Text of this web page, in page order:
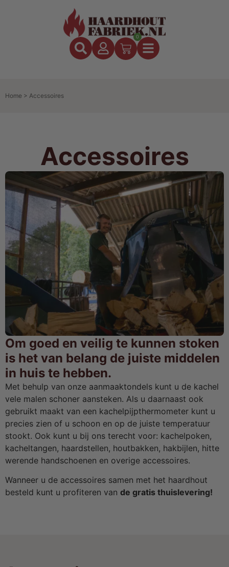
0
Home > Accessoires
Accessoires
Om goed en veilig te kunnen stoken
is het van belang de juiste middelen
in huis te hebben.
Met behulp van onze aanmaaktondels kunt u de kachel
vele malen schoner aansteken. Als u daarnaast ook
gebruikt maakt van een kachelpijpthermometer kunt u
precies zien of u schoon en op de juiste temperatuur
stookt. Ook kunt u bij ons terecht voor: kachelpoken,
kacheltangen, haardstellen, houtbakken, hakbijlen, hitte
werende handschoenen en overige accessoires.
Wanneer u de accessoires samen met het haardhout
besteld kunt u profiteren van de gratis thuislevering!